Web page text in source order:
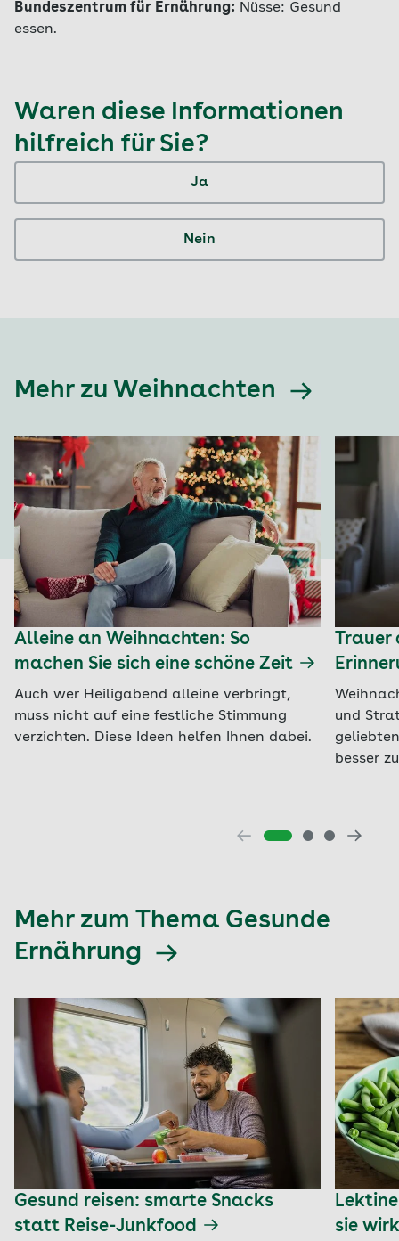
Bundeszentrum für Ernährung: Nüsse: Gesund
essen.
Waren diese Informationen
hilfreich für Sie?
Ja
Nein
Mehr zu Weihnachten
Alleine an Weihnachten: So
machen Sie sich eine schöne Zeit
Auch wer Heiligabend alleine verbringt,
muss nicht auf eine festliche Stimmung
verzichten. Diese Ideen helfen Ihnen dabei.
Trauer
und
besser
Mehr zum Thema Gesunde
Ernährung
Gesund reisen: smarte Snacks
statt Reise-Junkfood
sie